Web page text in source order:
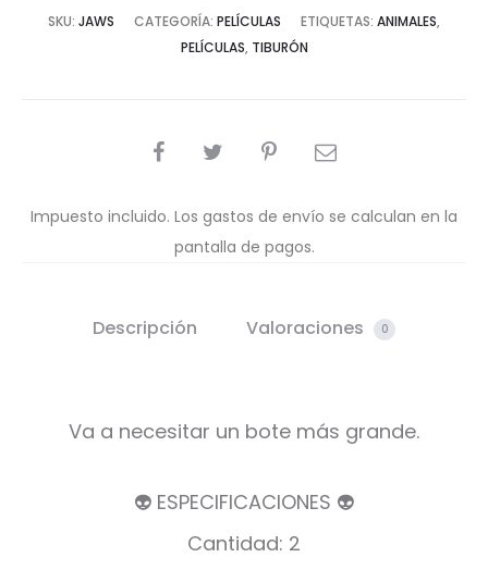
SKU: JAWS CATEGORÍA: PELÍCULAS ETIQUETAS: ANIMALES,
PELÍCULAS, TIBURÓN
COMPARTIR
Impuesto incluido. Los gastos de envío se calculan en la
pantalla de pagos.
Descripción Valoraciones 0
Va a necesitar un bote más grande.
👽 ESPECIFICACIONES 👽
Cantidad: 2